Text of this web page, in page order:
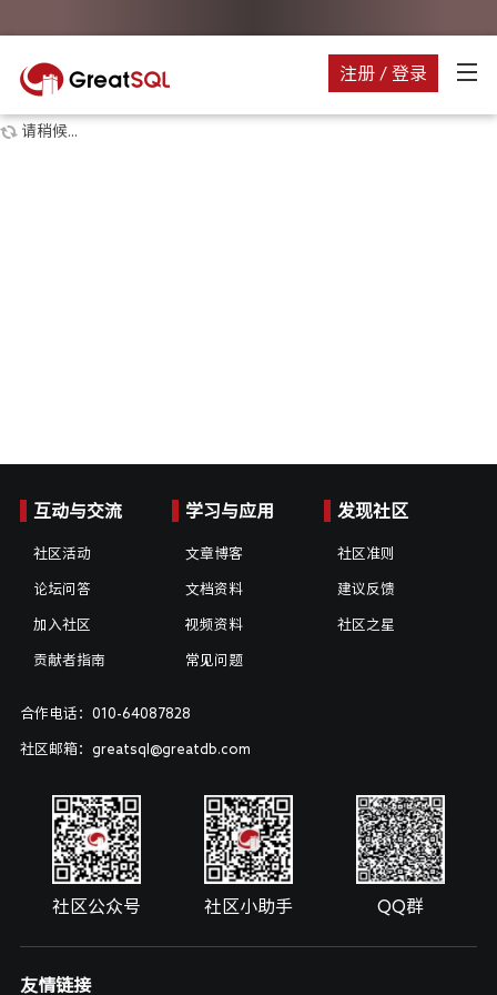
注册 / 登录
请稍候...
互动与交流
社区活动
论坛问答
加入社区
贡献者指南
学习与应用
文章博客
文档资料
视频资料
常见问题
发现社区
社区准则
建议反馈
社区之星
合作电话：010-64087828
社区邮箱：greatsql@greatdb.com
社区公众号 社区小助手 QQ群
友情链接